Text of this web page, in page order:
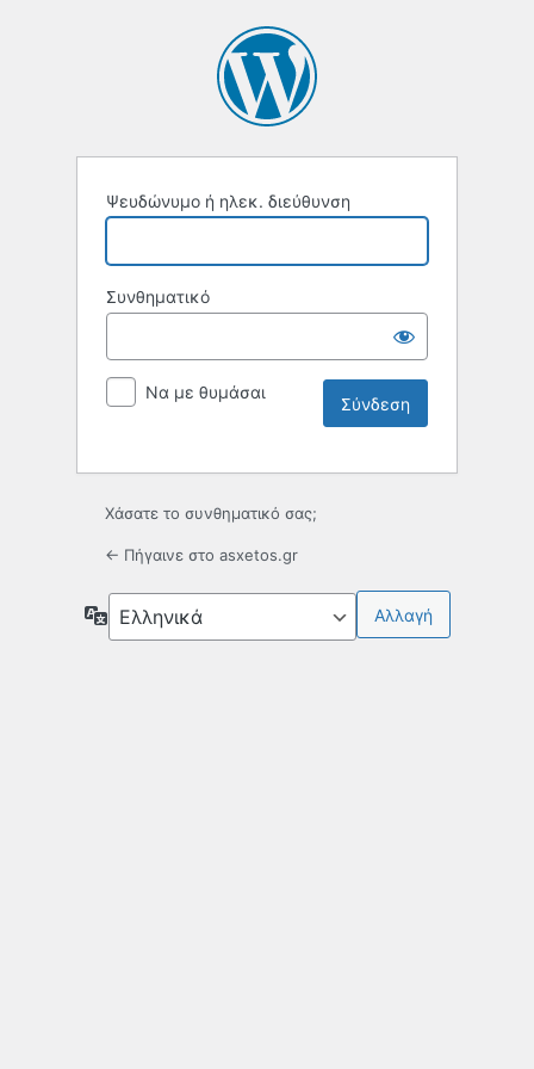
Ψευδώνυμο ή ηλεκ. διεύθυνση
Συνθηματικό
Να με θυμάσαι
Χάσατε το συνθηματικό σας;
← Πήγαινε στο asxetos.gr
Γλώσσα